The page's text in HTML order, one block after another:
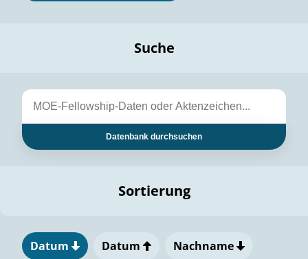
Suche
Datenbank durchsuchen
Sortierung
Datum Datum Nachname